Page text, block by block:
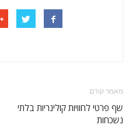
מאמר קודם
שף פרטי לחוויות קולינריות בלתי
נשכחות